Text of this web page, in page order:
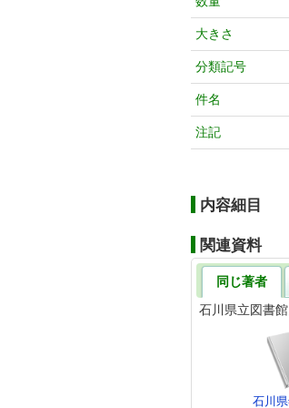
大きさ
分類記号
件名
注記
内容細目
関連資料
同じ著者
石川県立図書
石川